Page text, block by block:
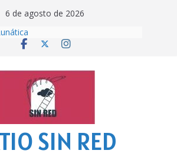
6 de agosto de 2026
Otra del Mundial
Pero, hasta entonces…
broma infinita’ de recomendar
lecturas veraniegas
SIN RED